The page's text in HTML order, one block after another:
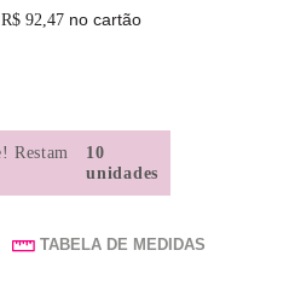
R$ 92,47 no cartão
Restam
10
unidades
TABELA DE MEDIDAS